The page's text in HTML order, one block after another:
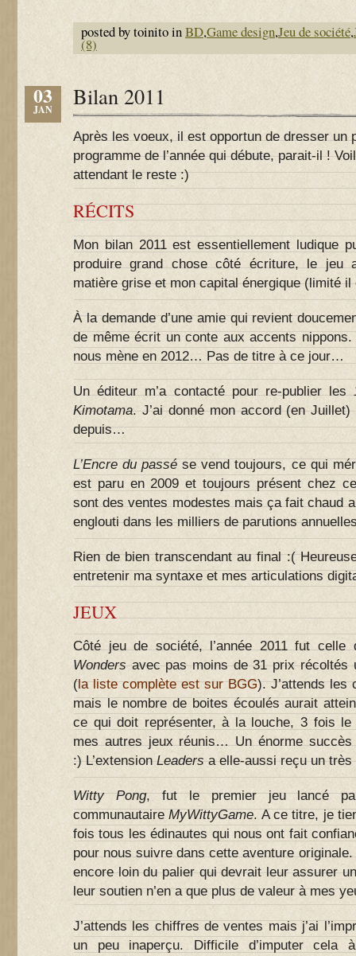
posted by toinito inBD,Game design,Jeu de société,
(8)
03
JAN Bilan 2011
Après les voeux, il est opportun de dresser un
programme de l’année qui débute, parait-il !
attendant le reste :)
RÉCITS
Mon bilan 2011 est essentiellement ludique
produire grand chose côté écriture, le jeu
matière grise et mon capital énergique (limité
À la demande d’une amie qui revient
de même écrit un conte aux accents
nous mène en 2012… Pas de titre à ce jour…
Un éditeur m’a contacté pour re-publier les
Kimotama. J’ai donné mon accord (en
depuis…
L’Encre du passése vend toujours, ce qui
est paru en 2009 et toujours présent chez
sont des ventes modestes mais ça fait chaud
englouti dans les milliers de parutions
Rien de bien transcendant au final :(
entretenir ma syntaxe et mes articulations
JEUX
Côté jeu de société, l’année 2011 fut
Wondersavec pas moins de 31 prix récoltés
(la liste complète est sur BGG). J’attends les
mais le nombre de boites écoulés aurait
ce qui doit représenter, à la louche, 3 fois
mes autres jeux réunis… Un énorme
:) L’extensionLeadersa elle-aussi reçu un
Witty Pong, fut le premier jeu lancé par
communautaireMyWittyGame. A ce titre, je
fois tous les édinautes qui nous ont fait
pour nous suivre dans cette aventure
encore loin du palier qui devrait leur assurer
leur soutien n’en a que plus de valeur à mes
J’attends les chiffres de ventes mais j’ai
un peu inaperçu. Difficile d’imputer